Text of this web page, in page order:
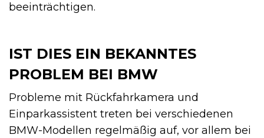
beeinträchtigen.
IST DIES EIN BEKANNTES
PROBLEM BEI BMW
Probleme mit Rückfahrkamera und
Einparkassistent treten bei verschiedenen
BMW-Modellen regelmäßig auf, vor allem bei